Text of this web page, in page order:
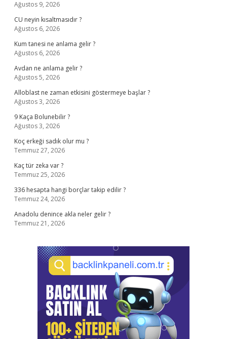
Ağustos 9, 2026
CU neyin kısaltmasıdır ?
Ağustos 6, 2026
Kum tanesi ne anlama gelir ?
Ağustos 6, 2026
Avdan ne anlama gelir ?
Ağustos 5, 2026
Alloblast ne zaman etkisini göstermeye başlar ?
Ağustos 3, 2026
9 Kaça Bolunebilir ?
Ağustos 3, 2026
Koç erkeği sadık olur mu ?
Temmuz 27, 2026
Kaç tür zeka var ?
Temmuz 25, 2026
336 hesapta hangi borçlar takip edilir ?
Temmuz 24, 2026
Anadolu denince akla neler gelir ?
Temmuz 21, 2026